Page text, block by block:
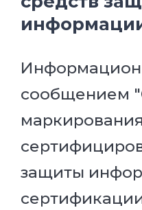
сообщением
маркирования
защиты